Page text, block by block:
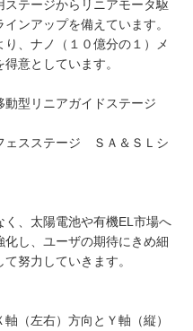
テージからリニアモータ駆
ンアップを備えています。
、ナノ（１０億分の１）メ
意としています。
動型リニアガイドステージ
ェスステージ ＳＡ＆ＳＬシ
、太陽電池や有機EL市場へ
し、ユーザの期待にきめ細
努力していきます。
（左右）方向とＹ軸（縦）